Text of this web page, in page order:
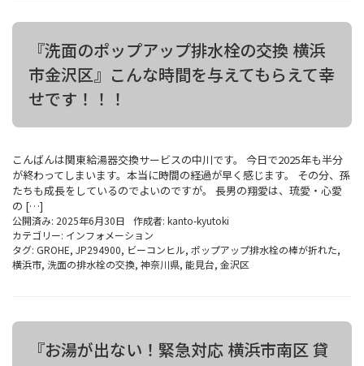
『洗面のポップアップ排水栓の交換 横浜
市金沢区』こんな時間を与えてもらえて幸
せです！！！
こんばんは関東給湯器交換サービスの中川です。 今日で2025年も半分
が終わってしまいます。本当に時間の経過が早く感じます。 その分、孫
たちも成長をしているのでよいのですが。 長男の翔愛は、琉愛・心愛
の […]
公開済み: 2025年6月30日 作成者: kanto-kyutoki
カテゴリー: インフォメーション
タグ: GROHE, JP294900, ビーコンヒル, ポップアップ排水栓の棒が折れた,
横浜市, 洗面の排水栓の交換, 神奈川県, 能見台, 金沢区
『お湯が出ない！緊急対応 横浜市南区 貸